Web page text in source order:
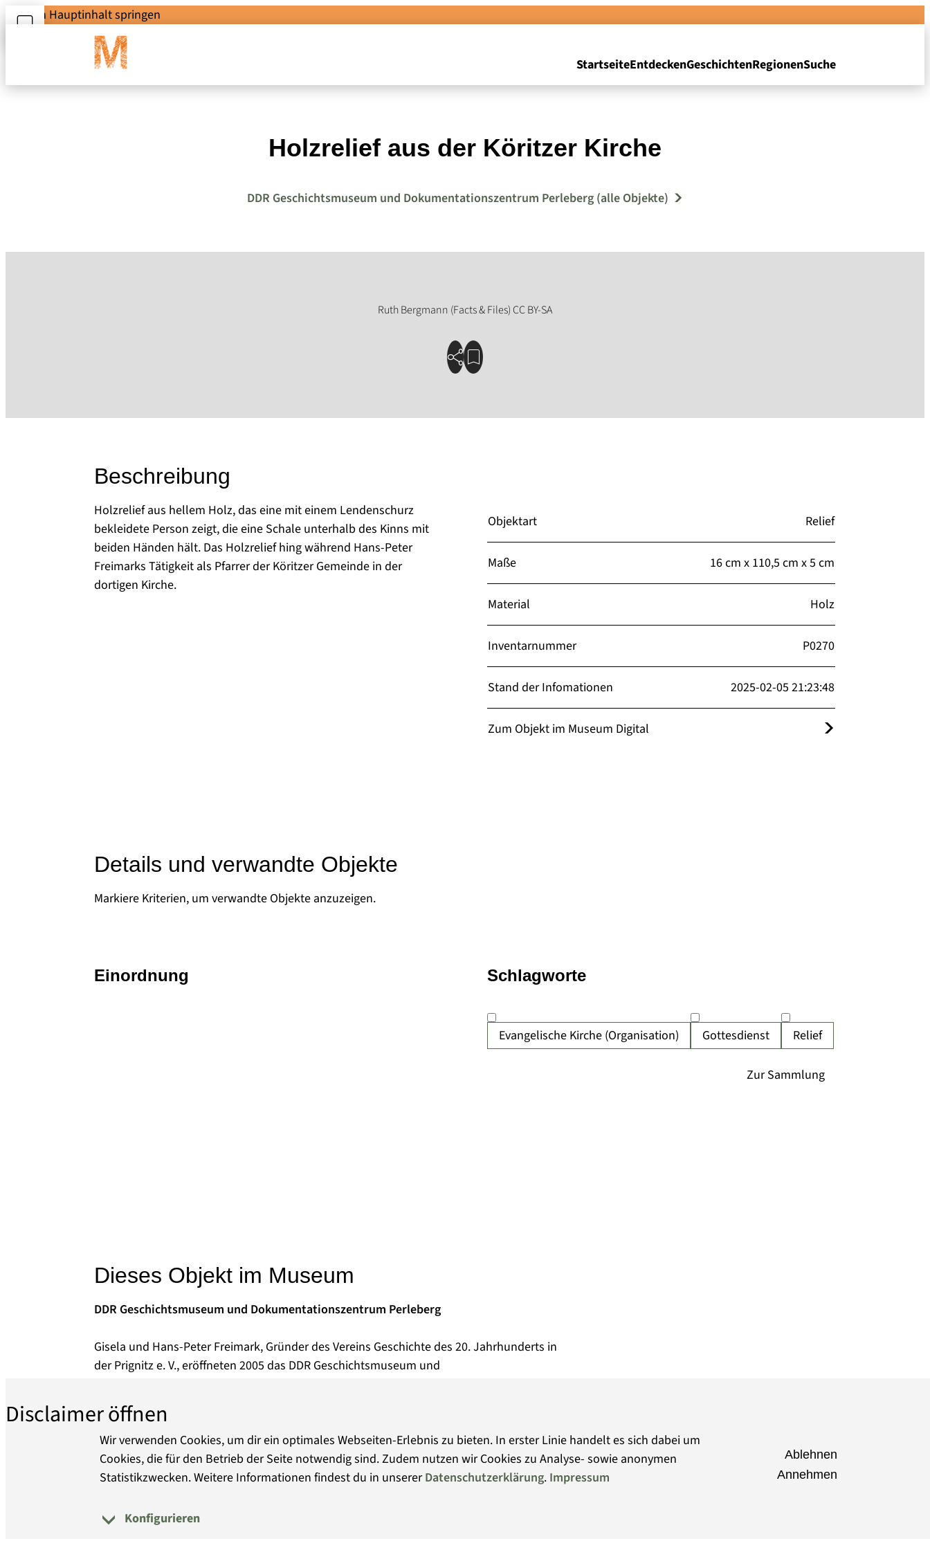
Zum Hauptinhalt springen
StartseiteEntdeckenGeschichtenRegionenSuche
Holzrelief aus der Köritzer Kirche
DDR Geschichtsmuseum und Dokumentationszentrum Perleberg (alle Objekte)
Beschreibung
Holzrelief aus hellem Holz, das eine mit einem Lendenschurz
bekleidete Person zeigt, die eine Schale unterhalb des Kinns mit
beiden Händen hält. Das Holzrelief hing während Hans-Peter
Freimarks Tätigkeit als Pfarrer der Köritzer Gemeinde in der
dortigen Kirche.
Objektart Relief
Maße 16 cm x 110,5 cm x 5 cm
Material Holz
Inventarnummer P0270
Stand der Infomationen 2025-02-05 21:23:48
Zum Objekt im Museum Digital
Details und verwandte Objekte
Markiere Kriterien, um verwandte Objekte anzuzeigen.
Evangelische Kirche (Organisation) Gottesdienst Relief
Einordnung Schlagworte
Dieses Objekt im Museum
DDR Geschichtsmuseum und Dokumentationszentrum Perleberg
Gisela und Hans-Peter Freimark, Gründer des Vereins Geschichte des 20. Jahrhunderts in
der Prignitz e. V., eröffneten 2005 das DDR Geschichtsmuseum und
1945 bis 1990, die zur politischen Bildung aufgebaut und der Bevölkerung zugänglich
gemacht wurden. Die aktuellen politischen Vorgänge in Deutschland veranlassten Verein
und Museumsleitung zur Erweiterung ihres Museumskonzepts um die Zeit vor 1945. Der
Nationalsozialismus in der Prignitz und seine Vorläufer sollen kritisch aufbereitet werden.
In Arbeit ist eine Gesamtdauerausstellung von der deutschen Einheit 1871 bis zur
Die DDR Geschichte von 1945 SBZ bis 1990, umfasst mehr als 30 Räume in drei
Zum Museum
Über uns
Disclaimer öffnen
Wir verwenden Cookies, um dir ein optimales Webseiten-Erlebnis zu bieten. In erster Linie handelt es sich dabei um
Cookies, die für den Betrieb der Seite notwendig sind. Zudem nutzen wir Cookies zu Analyse- sowie anonymen
Statistikzwecken. Weitere Informationen findest du in unsererDatenschutzerklärung. Impressum
Ablehnen
Annehmen
Konfigurieren